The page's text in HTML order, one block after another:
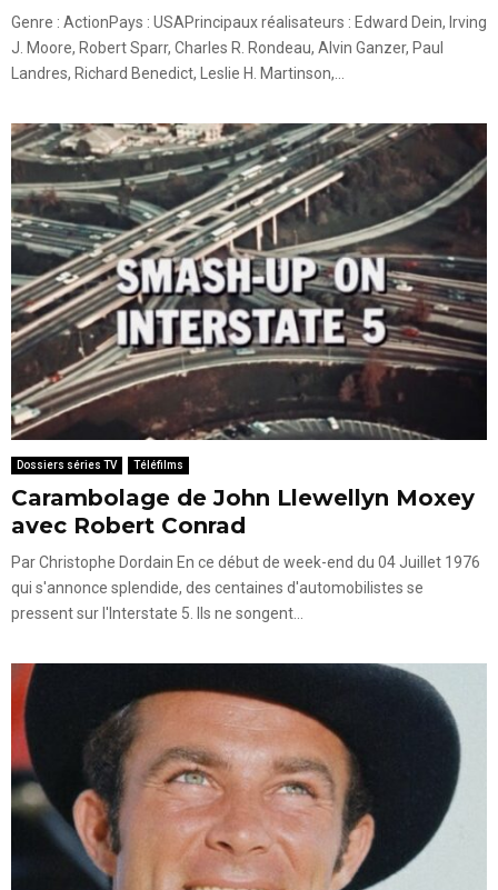
Genre : ActionPays : USAPrincipaux réalisateurs : Edward Dein, Irving
J. Moore, Robert Sparr, Charles R. Rondeau, Alvin Ganzer, Paul
Landres, Richard Benedict, Leslie H. Martinson,...
Dossiers séries TV Téléfilms
Carambolage de John Llewellyn Moxey
avec Robert Conrad
Par Christophe Dordain En ce début de week-end du 04 Juillet 1976
qui s'annonce splendide, des centaines d'automobilistes se
pressent sur l'Interstate 5. Ils ne songent...